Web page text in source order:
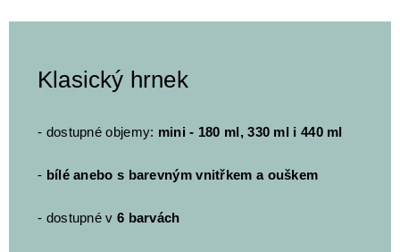
Klasický hrnek
- dostupné objemy: mini - 180 ml, 330 ml i 440 ml
- bílé anebo s barevným vnitřkem a ouškem
- dostupné v 6 barvách